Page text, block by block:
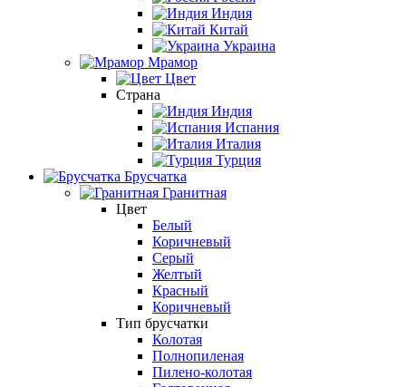
Индия
Китай
Украина
Мрамор
Цвет
Страна
Индия
Испания
Италия
Турция
Брусчатка
Гранитная
Цвет
Белый
Коричневый
Серый
Желтый
Красный
Коричневый
Тип брусчатки
Колотая
Полнопиленая
Пилено-колотая